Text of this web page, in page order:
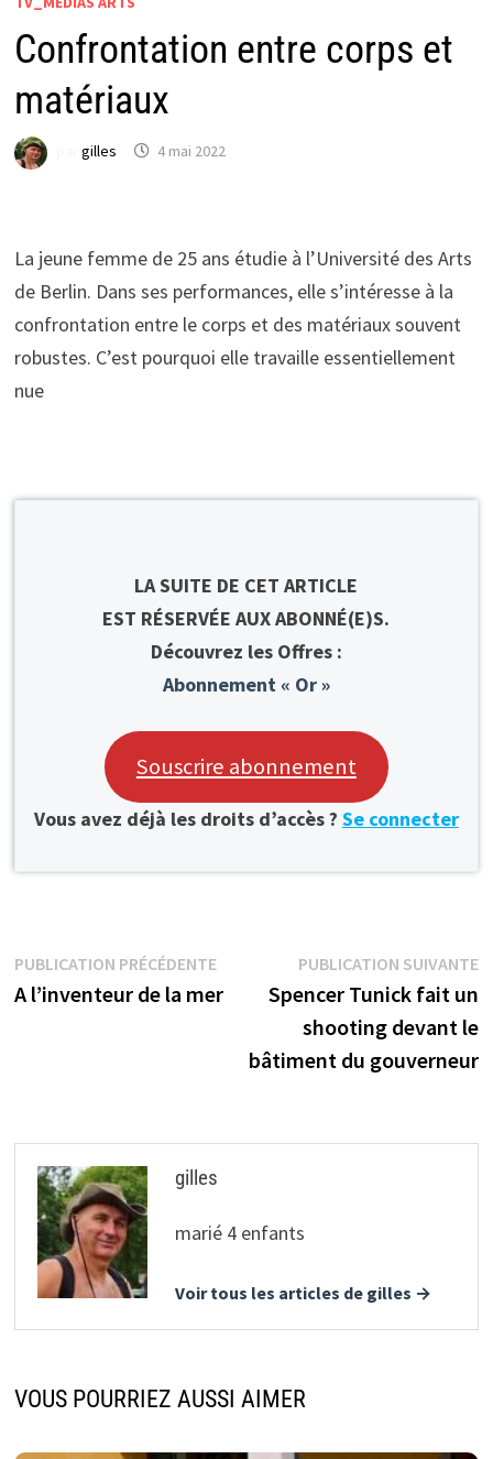
Confrontation entre corps et
matériaux
gilles 4 mai 2022
La jeune femme de 25 ans étudie à l’Université des Arts
de Berlin. Dans ses performances, elle s’intéresse à la
confrontation entre le corps et des matériaux souvent
robustes. C’est pourquoi elle travaille essentiellement
nue
LA SUITE DE CET ARTICLE
EST RÉSERVÉE AUX ABONNÉ(E)S.
Découvrez les Offres :
Abonnement « Or »
Souscrire abonnement
Vous avez déjà les droits d’accès ? Se connecter
Navigation
de
PUBLICATION PRÉCÉDENTEPublication
précédente :
A l’inventeur de la mer
PUBLICATION SUIVANTE
Spencer Tunick fait un
shooting devant le
bâtiment du gouverneur
gilles
marié 4 enfants
Voir tous les articles de gilles →
VOUS POURRIEZ AUSSI AIMER